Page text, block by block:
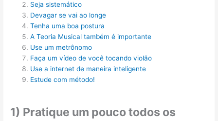
Seja sistemático
Devagar se vai ao longe
Tenha uma boa postura
A Teoria Musical também é importante
Use um metrônomo
Faça um vídeo de você tocando violão
Use a internet de maneira inteligente
Estude com método!
1) Pratique um pouco todos os